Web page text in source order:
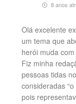
8 anos
Olá excelente
um tema que
herói muda
Fiz minha
pessoas tidas
consideradas
pois